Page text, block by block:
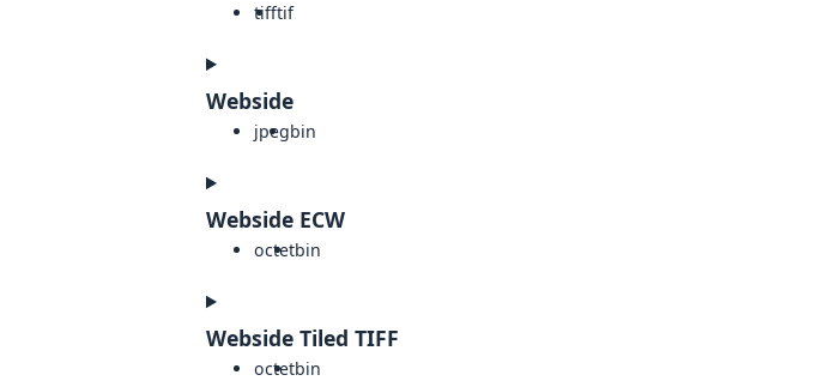
tifftif
Webside
jpegbin
Webside ECW
octetbin
Webside Tiled TIFF
octetbin